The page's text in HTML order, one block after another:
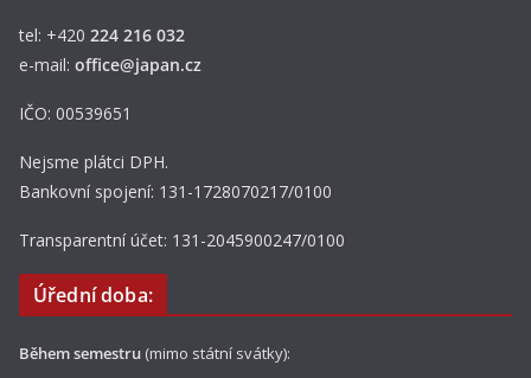
tel: +420 224 216 032
e-mail: office@japan.cz
IČO: 00539651
Nejsme plátci DPH.
Bankovní spojení: 131-1728070217/0100
Transparentní účet: 131-2045900247/0100
Úřední doba:
Během semestru (mimo státní svátky):